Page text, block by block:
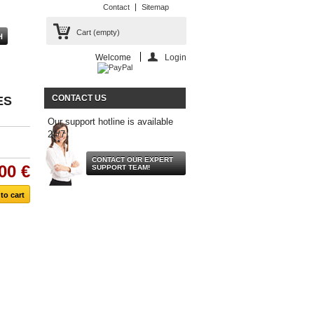
Contact Sitemap
Cart (empty)
Welcome
Login
€
CONTACT US
Our support hotline is available
24/7.
CONTACT OUR EXPERT
SUPPORT TEAM!